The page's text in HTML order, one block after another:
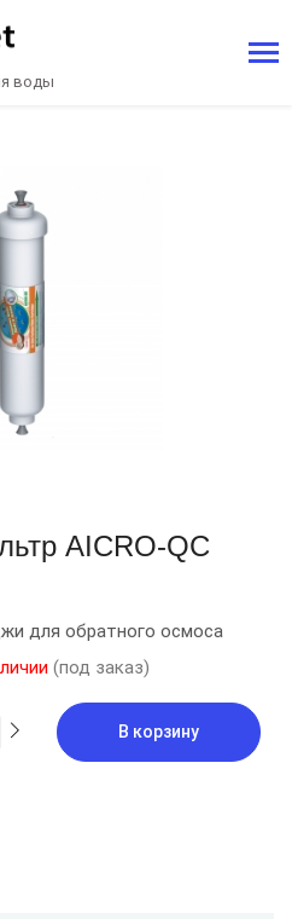
воды
AICRO-QC
для обратного осмоса
(под заказ)
В корзину